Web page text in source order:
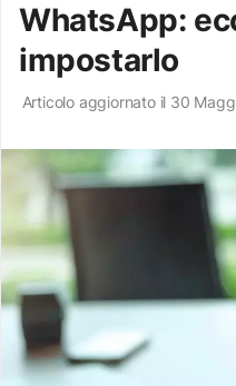
WhatsApp:
impostarlo
Articolo aggiornato il 30